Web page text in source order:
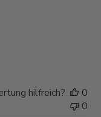
hilfreich?
0
0